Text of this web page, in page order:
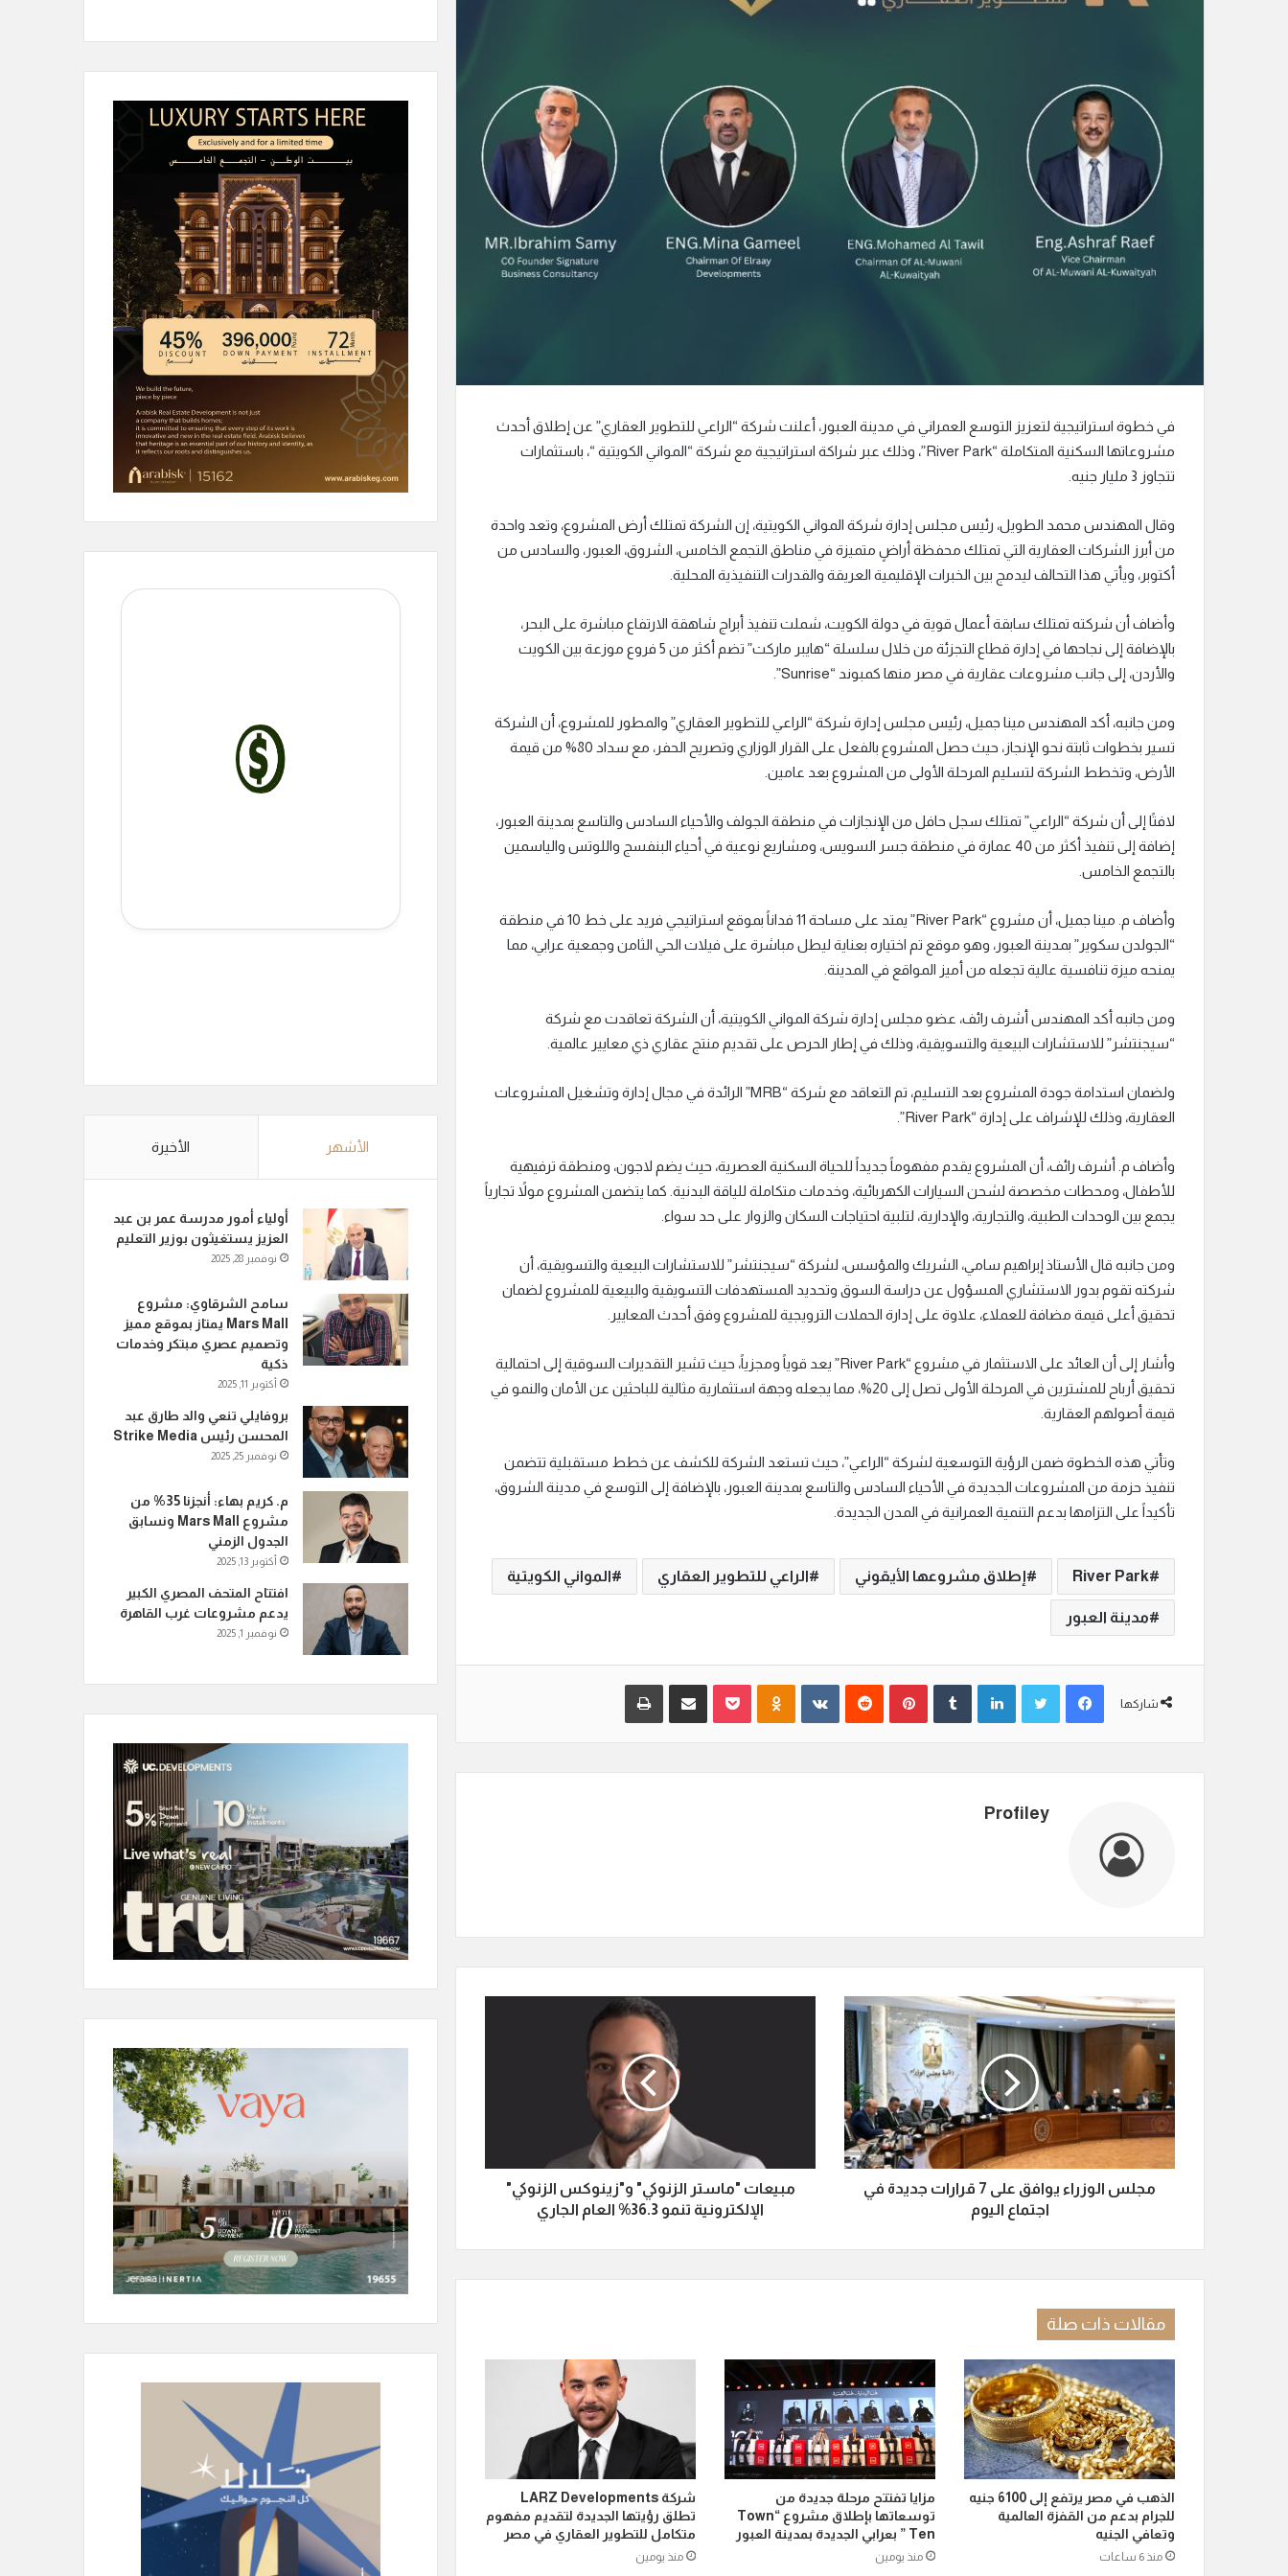
ك
ت
ر
و
ي
في خطوة استراتيجية لتعزيز التوسع العمراني في مدينة العبور، أعلنت شركة “الراعي للتطوير العقاري” عن إطلاق أحدث
مشروعاتها السكنية المتكاملة “River Park”، وذلك عبر شراكة استراتيجية مع شركة “المواني الكويتية “، باستثمارات
تتجاوز 3 مليار جنيه.
وقال المهندس محمد الطويل، رئيس مجلس إدارة شركة المواني الكويتية، إن الشركة تمتلك أرض المشروع، وتعد واحدة
من أبرز الشركات العقارية التي تمتلك محفظة أراضٍ متميزة في مناطق التجمع الخامس، الشروق، العبور، والسادس من
أكتوبر، ويأتي هذا التحالف ليدمج بين الخبرات الإقليمية العريقة والقدرات التنفيذية المحلية.
وأضاف أن شركته تمتلك سابقة أعمال قوية في دولة الكويت، شملت تنفيذ أبراج شاهقة الارتفاع مباشرة على البحر،
بالإضافة إلى نجاحها في إدارة قطاع التجزئة من خلال سلسلة “هايبر ماركت” تضم أكثر من 5 فروع موزعة بين الكويت
والأردن، إلى جانب مشروعات عقارية في مصر منها كمبوند “Sunrise”.
ومن جانبه، أكد المهندس مينا جميل، رئيس مجلس إدارة شركة “الراعي للتطوير العقاري” والمطور للمشروع، أن الشركة
تسير بخطوات ثابتة نحو الإنجاز، حيث حصل المشروع بالفعل على القرار الوزاري وتصريح الحفر، مع سداد 80% من قيمة
الأرض، وتخطط الشركة لتسليم المرحلة الأولى من المشروع بعد عامين.
لافتًا إلى أن شركة “الراعي” تمتلك سجل حافل من الإنجازات في منطقة الجولف والأحياء السادس والتاسع بمدينة العبور،
إضافة إلى تنفيذ أكثر من 40 عمارة في منطقة جسر السويس، ومشاريع نوعية في أحياء البنفسج واللوتس والياسمين
بالتجمع الخامس.
وأضاف م. مينا جميل، أن مشروع “River Park” يمتد على مساحة 11 فداناً بموقع استراتيجي فريد على خط 10 في منطقة
“الجولدن سكوير” بمدينة العبور، وهو موقع تم اختياره بعناية ليطل مباشرة على فيلات الحي الثامن وجمعية عرابي، مما
يمنحه ميزة تنافسية عالية تجعله من أميز المواقع في المدينة.
ومن جانبه أكد المهندس أشرف رائف، عضو مجلس إدارة شركة المواني الكويتية، أن الشركة تعاقدت مع شركة
“سيجنتشر” للاستشارات البيعية والتسويقية، وذلك في إطار الحرص على تقديم منتج عقاري ذي معايير عالمية.
ولضمان استدامة جودة المشروع بعد التسليم، تم التعاقد مع شركة “MRB” الرائدة في مجال إدارة وتشغيل المشروعات
العقارية، وذلك للإشراف على إدارة “River Park”.
وأضاف م. أشرف رائف، أن المشروع يقدم مفهوماً جديداً للحياة السكنية العصرية، حيث يضم لاجون، ومنطقة ترفيهية
للأطفال، ومحطات مخصصة لشحن السيارات الكهربائية، وخدمات متكاملة للياقة البدنية. كما يتضمن المشروع مولاً تجارياً
يجمع بين الوحدات الطبية، والتجارية، والإدارية، لتلبية احتياجات السكان والزوار على حد سواء.
ومن جانبه قال الأستاذ إبراهيم سامي، الشريك والمؤسس، لشركة “سيجنتشر” للاستشارات البيعية والتسويقية، أن
شركته تقوم بدور الاستشاري المسؤول عن دراسة السوق وتحديد المستهدفات التسويقية والبيعية للمشروع لضمان
تحقيق أعلى قيمة مضافة للعملاء، علاوة على إدارة الحملات الترويجية للمشروع وفق أحدث المعايير.
وأشار إلى أن العائد على الاستثمار في مشروع “River Park” يعد قوياً ومجزياً، حيث تشير التقديرات السوقية إلى احتمالية
تحقيق أرباح للمشترين في المرحلة الأولى تصل إلى 20%، مما يجعله وجهة استثمارية مثالية للباحثين عن الأمان والنمو في
قيمة أصولهم العقارية.
وتأتي هذه الخطوة ضمن الرؤية التوسعية لشركة “الراعي”، حيث تستعد الشركة للكشف عن خطط مستقبلية تتضمن
تنفيذ حزمة من المشروعات الجديدة في الأحياء السادس والتاسع بمدينة العبور، بالإضافة إلى التوسع في مدينة الشروق،
تأكيداً على التزامها بدعم التنمية العمرانية في المدن الجديدة.
River Park إطلاق مشروعها الأيقوني الراعي للتطوير العقاري المواني الكويتية
مدينة العبور
شاركها
فيسبوك لينكدإن بينتيريست ‏VKontakte بوكيت
Profiley
مجلس الوزراء يوافق على 7 قرارات جديدة في
اجتماع اليوم
مبيعات "ماستر الزنوكي" و"زينوكس الزنوكي"
الإلكترونية تنمو 36.3% العام الجاري
مقالات ذات صلة
الذهب في مصر يرتفع إلى 6100 جنيه
للجرام بدعم من القفزة العالمية
وتعافي الجنيه
منذ 6 ساعات
مزايا تفتتح مرحلة جديدة من
توسعاتها بإطلاق مشروع “Town
Ten ” بعرابي الجديدة بمدينة العبور
منذ يومين
شركة LARZ Developments
تطلق رؤيتها الجديدة لتقديم مفهوم
متكامل للتطوير العقاري في مصر
منذ يومين
الأشهر الأخيرة
أولياء أمور مدرسة عمر بن عبد
العزيز يستغيثون بوزير التعليم
نوفمبر 28, 2025
سامح الشرقاوي: مشروع
Mars Mall يمتاز بموقع مميز
وتصميم عصري مبتكر وخدمات
ذكية
أكتوبر 11, 2025
بروفايلي تنعي والد طارق عبد
المحسن رئيس Strike Media
نوفمبر 25, 2025
م. كريم بهاء: أنجزنا 35% من
مشروع Mars Mall ونسابق
الجدول الزمني
أكتوبر 13, 2025
افتتاح المتحف المصري الكبير
يدعم مشروعات غرب القاهرة
نوفمبر 1, 2025